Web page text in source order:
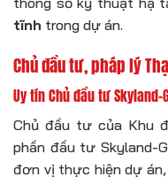
tĩnh trong dự án.
Chủ đầu tư, pháp lý
Uy tín Chủ đầu tư Skyland-
Chủ đầu tư của Khu
phần đầu tư Skyland-
đơn vị thực hiện dự